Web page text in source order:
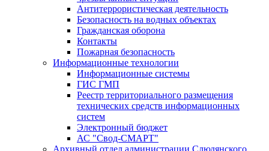
Антитеррористическая деятельность
Безопасность на водных объектах
Гражданская оборона
Контакты
Пожарная безопасность
Информационные технологии
Информационные системы
ГИС ГМП
Реестр территориального размещения
технических средств информационных
систем
Электронный бюджет
АС "Свод-СМАРТ"
Архивный отдел администрации Слюдянского